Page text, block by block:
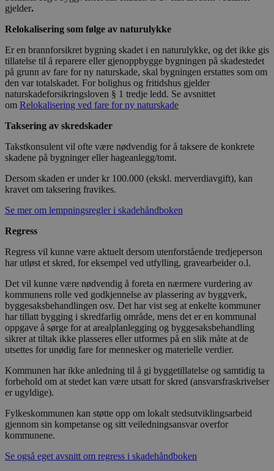
gjelder.
Relokalisering som følge av naturulykke
Er en brannforsikret bygning skadet i en naturulykke, og det ikke gis
tillatelse til å reparere eller gjenoppbygge bygningen på skadestedet
på grunn av fare for ny naturskade, skal bygningen erstattes som om
den var totalskadet. For bolighus og fritidshus gjelder
naturskadeforsikringsloven § 1 tredje ledd. Se avsnittet
om Relokalisering ved fare for ny naturskade
Taksering av skredskader
Takstkonsulent vil ofte være nødvendig for å taksere de konkrete
skadene på bygninger eller hageanlegg/tomt.
Dersom skaden er under kr 100.000 (ekskl. merverdiavgift), kan
kravet om taksering fravikes.
Se mer om lempningsregler i skadehåndboken
Regress
Regress vil kunne være aktuelt dersom utenforstående tredjeperson
har utløst et skred, for eksempel ved utfylling, gravearbeider o.l.
Det vil kunne være nødvendig å foreta en nærmere vurdering av
kommunens rolle ved godkjennelse av plassering av byggverk,
byggesaksbehandlingen osv. Det har vist seg at enkelte kommuner
har tillatt bygging i skredfarlig område, mens det er en kommunal
oppgave å sørge for at arealplanlegging og byggesaksbehandling
sikrer at tiltak ikke plasseres eller utformes på en slik måte at de
utsettes for unødig fare for mennesker og materielle verdier.
Kommunen har ikke anledning til å gi byggetillatelse og samtidig ta
forbehold om at stedet kan være utsatt for skred (ansvarsfraskrivelser
er ugyldige).
Fylkeskommunen kan støtte opp om lokalt stedsutviklingsarbeid
gjennom sin kompetanse og sitt veiledningsansvar overfor
kommunene.
Se også eget avsnitt om regress i skadehåndboken